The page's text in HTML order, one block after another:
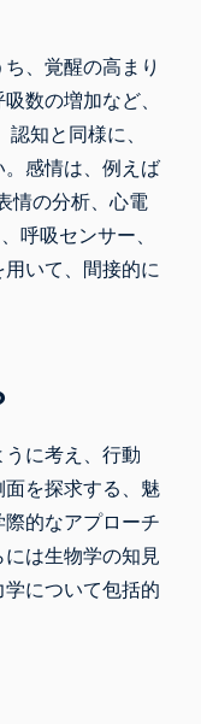
、覚醒の高まり
数の増加など、
知と同様に、
感情は、例えば
情の分析、心電
、呼吸センサー、
いて、間接的に
に考え、行動
を探求する、魅
的なアプローチ
は生物学の知見
について包括的